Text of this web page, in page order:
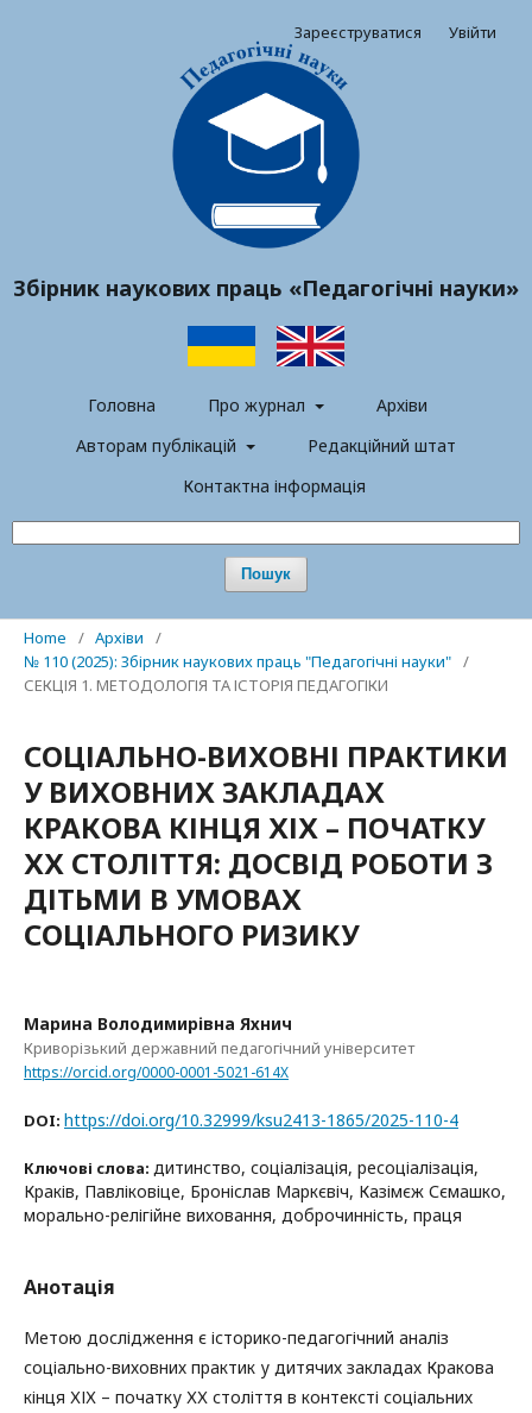
Збірник наукових праць «Педагогічні науки»
Головна Про журнал
Архіви
Авторам публікацій
Редакційний штат
Контактна інформація
Пошук
Зареєструватися Увійти
Home / Архіви
/
№ 110 (2025): Збірник наукових праць "Педагогічні науки" /
СЕКЦІЯ 1. МЕТОДОЛОГІЯ ТА ІСТОРІЯ ПЕДАГОГІКИ
СОЦІАЛЬНО-ВИХОВНІ ПРАКТИКИ
У ВИХОВНИХ ЗАКЛАДАХ
КРАКОВА КІНЦЯ ХІХ – ПОЧАТКУ
ХХ СТОЛІТТЯ: ДОСВІД РОБОТИ З
ДІТЬМИ В УМОВАХ
СОЦІАЛЬНОГО РИЗИКУ
Марина Володимирівна Яхнич
Криворізький державний педагогічний університет
https://orcid.org/0000-0001-5021-614X
DOI: https://doi.org/10.32999/ksu2413-1865/2025-110-4
Ключові слова: дитинство, соціалізація, ресоціалізація,
Краків, Павліковіце, Броніслав Маркєвіч, Казімєж Сємашко,
морально-релігійне виховання, доброчинність, праця
Анотація
Метою дослідження є історико-педагогічний аналіз
соціально-виховних практик у дитячих закладах Кракова
кінця ХІХ – початку ХХ століття в контексті соціальних